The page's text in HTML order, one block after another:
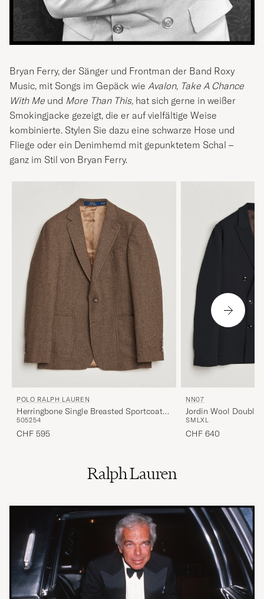
Bryan Ferry, der Sänger und Frontman der Band Roxy
Music, mit Songs im Gepäck wie Avalon, Take A Chance
With Me und More Than This, hat sich gerne in weißer
Smokingjacke gezeigt, die er auf vielfältige Weise
kombinierte. Stylen Sie dazu eine schwarze Hose und
Fliege oder ein Denimhemd mit gepunktetem Schal –
ganz im Stil von Bryan Ferry.
POLO RALPH LAUREN
Herringbone Single Breasted Sportcoat
Brown/Tan
505254
CHF 595
NN07
Jordin Wool Double
Navy
SM LXL
CHF 640
Ralph Lauren